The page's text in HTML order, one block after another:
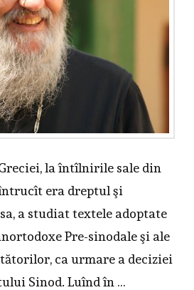
la întîlnirile sale din
întrucît era dreptul şi
a studiat textele adoptate
Pre-sinodale şi ale
ca urmare a deciziei
Sinod. Luînd în …